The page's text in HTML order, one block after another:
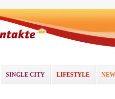
SINGLE CITY LIFESTYLE